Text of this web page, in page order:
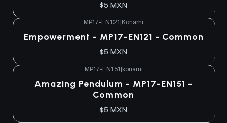
$5 MXN
MP17-EN121 |Konami
Empowerment - MP17-EN121 - Common
$5 MXN
MP17-EN151| konami
Amazing Pendulum - MP17-EN151 -
Common
$5 MXN